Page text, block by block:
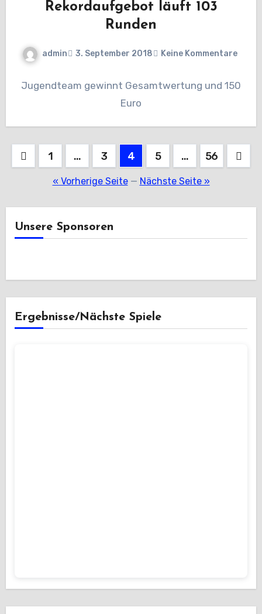
Rekordaufgebot läuft 103
Runden
admin 3. September 2018 Keine Kommentare
Jugendteam gewinnt Gesamtwertung und 150
Euro
Seitennummerierung
Beiträge
1 … 3 4 5 … 56
« Vorherige Seite— Nächste Seite »
Unsere Sponsoren
Ergebnisse/Nächste Spiele